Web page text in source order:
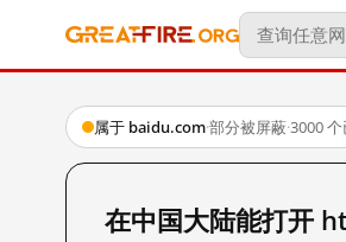
属于 baidu.com·部分被屏蔽·3000
在中国大陆能打开